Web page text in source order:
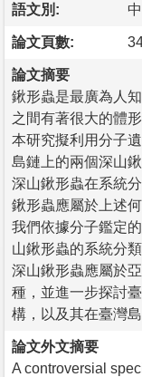
語文別:
論文頁數:
論文摘要
鍬形蟲是最廣為人
之間有著很大的體
本研究擬利用分子
島鏈上的兩個深山
深山鍬形蟲在系統
鍬形蟲應屬於上述
我們依據分子鑑定
山鍬形蟲的系統分
深山鍬形蟲應屬於
種，並進一步探討
構，以及其在臺灣
論文外文摘要
A controversial